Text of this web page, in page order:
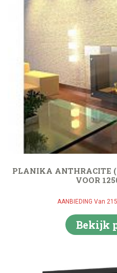
PLANIKA ANTHRACITE
VOOR
AANBIEDING Van
Bekijk